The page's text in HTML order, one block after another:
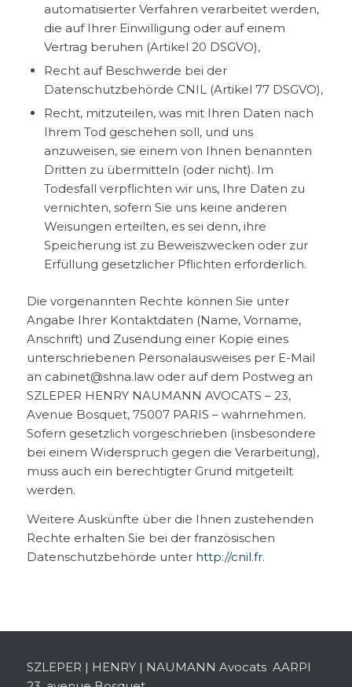
automatisierter Verfahren verarbeitet werden,
die auf Ihrer Einwilligung oder auf einem
Vertrag beruhen (Artikel 20 DSGVO),
Recht auf Beschwerde bei der
Datenschutzbehörde CNIL (Artikel 77 DSGVO),
Recht, mitzuteilen, was mit Ihren Daten nach
Ihrem Tod geschehen soll, und uns
anzuweisen, sie einem von Ihnen benannten
Dritten zu übermitteln (oder nicht). Im
Todesfall verpflichten wir uns, Ihre Daten zu
vernichten, sofern Sie uns keine anderen
Weisungen erteilten, es sei denn, ihre
Speicherung ist zu Beweiszwecken oder zur
Erfüllung gesetzlicher Pflichten erforderlich.
Die vorgenannten Rechte können Sie unter
Angabe Ihrer Kontaktdaten (Name, Vorname,
Anschrift) und Zusendung einer Kopie eines
unterschriebenen Personalausweises per E-Mail
an cabinet@shna.law oder auf dem Postweg an
SZLEPER HENRY NAUMANN AVOCATS – 23,
Avenue Bosquet, 75007 PARIS – wahrnehmen.
Sofern gesetzlich vorgeschrieben (insbesondere
bei einem Widerspruch gegen die Verarbeitung),
muss auch ein berechtigter Grund mitgeteilt
werden.
Weitere Auskünfte über die Ihnen zustehenden
Rechte erhalten Sie bei der französischen
Datenschutzbehörde unter http://cnil.fr.
SZLEPER | HENRY | NAUMANN Avocats AARPI